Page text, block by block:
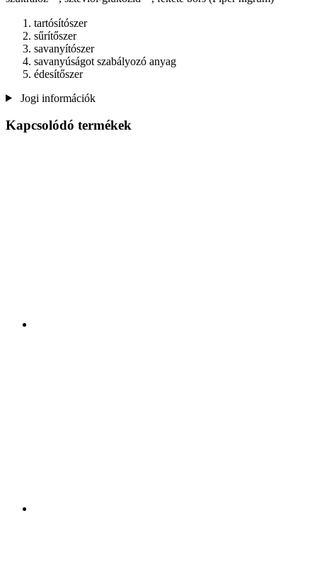
tartósítószer
sűrítőszer
savanyítószer
savanyúságot szabályozó anyag
édesítőszer
Jogi információk
Kapcsolódó termékek